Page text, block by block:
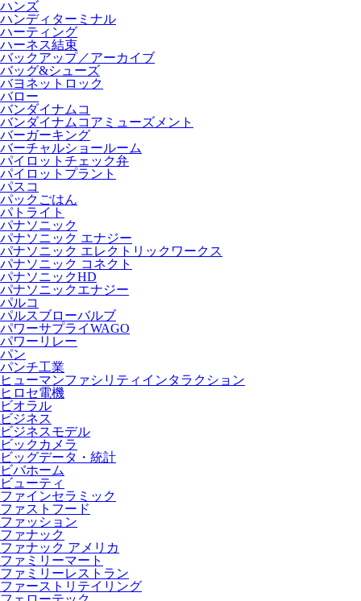
ハンズ
ハンディターミナル
ハーティング
ハーネス結束
バックアップ／アーカイブ
バッグ&シューズ
バヨネットロック
バロー
バンダイナムコ
バンダイナムコアミューズメント
バーガーキング
バーチャルショールーム
パイロットチェック弁
パイロットプラント
パスコ
パックごはん
パトライト
パナソニック
パナソニック エナジー
パナソニック エレクトリックワークス
パナソニック コネクト
パナソニックHD
パナソニックエナジー
パルコ
パルスブローバルブ
パワーサプライWAGO
パワーリレー
パン
パンチ工業
ヒューマンファシリティインタラクション
ヒロセ電機
ビオラル
ビジネス
ビジネスモデル
ビックカメラ
ビッグデータ・統計
ビバホーム
ビューティ
ファインセラミック
ファストフード
ファッション
ファナック
ファナック アメリカ
ファミリーマート
ファミリーレストラン
ファーストリテイリング